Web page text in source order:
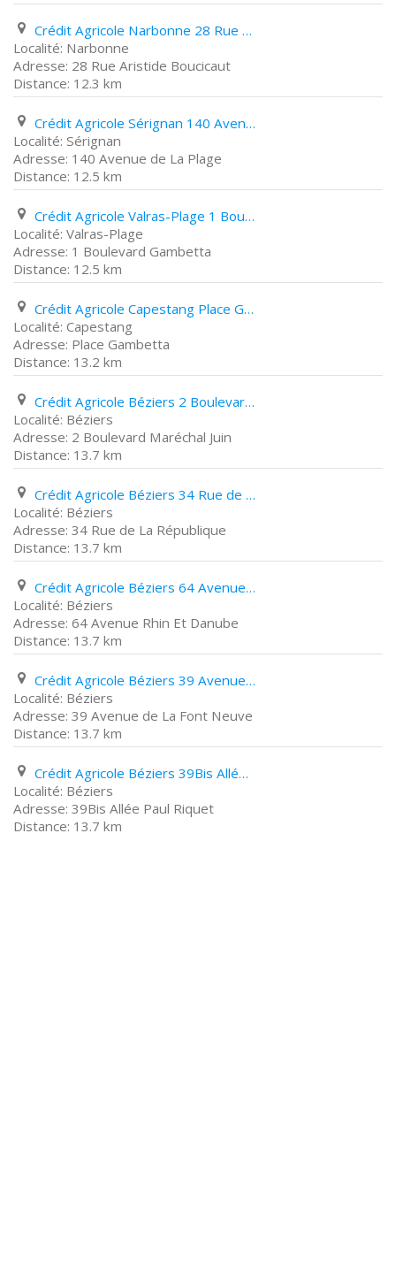
Crédit Agricole Narbonne 28 Rue Aristide Boucicaut
Narbonne
28 Rue Aristide Boucicaut
12.3 km
Crédit Agricole Sérignan 140 Avenue de La Plage
Sérignan
140 Avenue de La Plage
12.5 km
Crédit Agricole Valras-Plage 1 Boulevard Gambetta
Valras-Plage
1 Boulevard Gambetta
12.5 km
Crédit Agricole Capestang Place Gambetta
Capestang
Place Gambetta
13.2 km
Crédit Agricole Béziers 2 Boulevard Maréchal Juin
Béziers
2 Boulevard Maréchal Juin
13.7 km
Crédit Agricole Béziers 34 Rue de La République
Béziers
34 Rue de La République
13.7 km
Crédit Agricole Béziers 64 Avenue Rhin Et Danube
Béziers
64 Avenue Rhin Et Danube
13.7 km
Crédit Agricole Béziers 39 Avenue de La Font Neuve
Béziers
39 Avenue de La Font Neuve
13.7 km
Crédit Agricole Béziers 39Bis Allée Paul Riquet
Béziers
39Bis Allée Paul Riquet
13.7 km